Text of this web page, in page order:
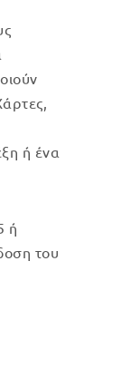
ή ένα
ή
του